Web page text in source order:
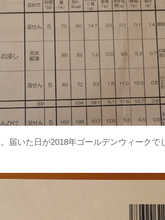
届いた日が2018年ゴールデンウィークで